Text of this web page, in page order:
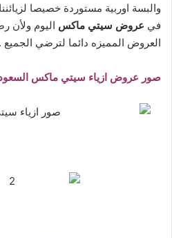
والبسة اوربية مستوردة خصيصا
في عروض سيتي ماكس اليوم ولأن
العروض المميزه دائما لترضي الجميع .
صور عروض ازياء سيتي ماكس